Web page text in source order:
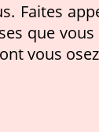
Faites
que
vous